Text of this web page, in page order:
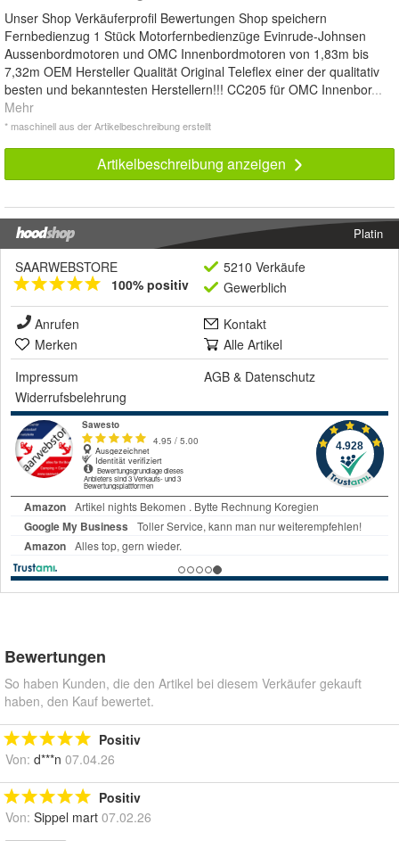
Unser Shop Verkäuferprofil Bewertungen Shop speichern
Fernbedienzug 1 Stück Motorfernbedienzüge Evinrude-Johnsen
Aussenbordmotoren und OMC Innenbordmotoren von 1,83m bis
7,32m OEM Hersteller Qualität Original Teleflex einer der qualitativ
besten und bekanntesten Herstellern!!! CC205 für OMC Innenbor...
Mehr
* maschinell aus der Artikelbeschreibung erstellt
Artikelbeschreibung anzeigen
Platin
SAARWEBSTORE
100% positiv
5210 Verkäufe
Gewerblich
Anrufen
Kontakt
Merken
Alle Artikel
Impressum
AGB & Datenschutz
Widerrufsbelehrung
Bewertungen
So haben Kunden, die den Artikel bei diesem Verkäufer gekauft
haben, den Kauf bewertet.
Positiv
Von: d***n 07.04.26
Positiv
Von: Sippel mart 07.02.26